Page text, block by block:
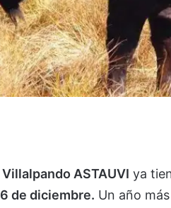
Villalpando ASTAUVI ya
6 de diciembre. Un año